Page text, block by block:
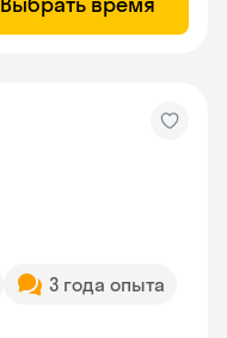
3 года опыта